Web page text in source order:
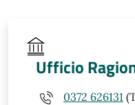
Ufficio
0372 626131